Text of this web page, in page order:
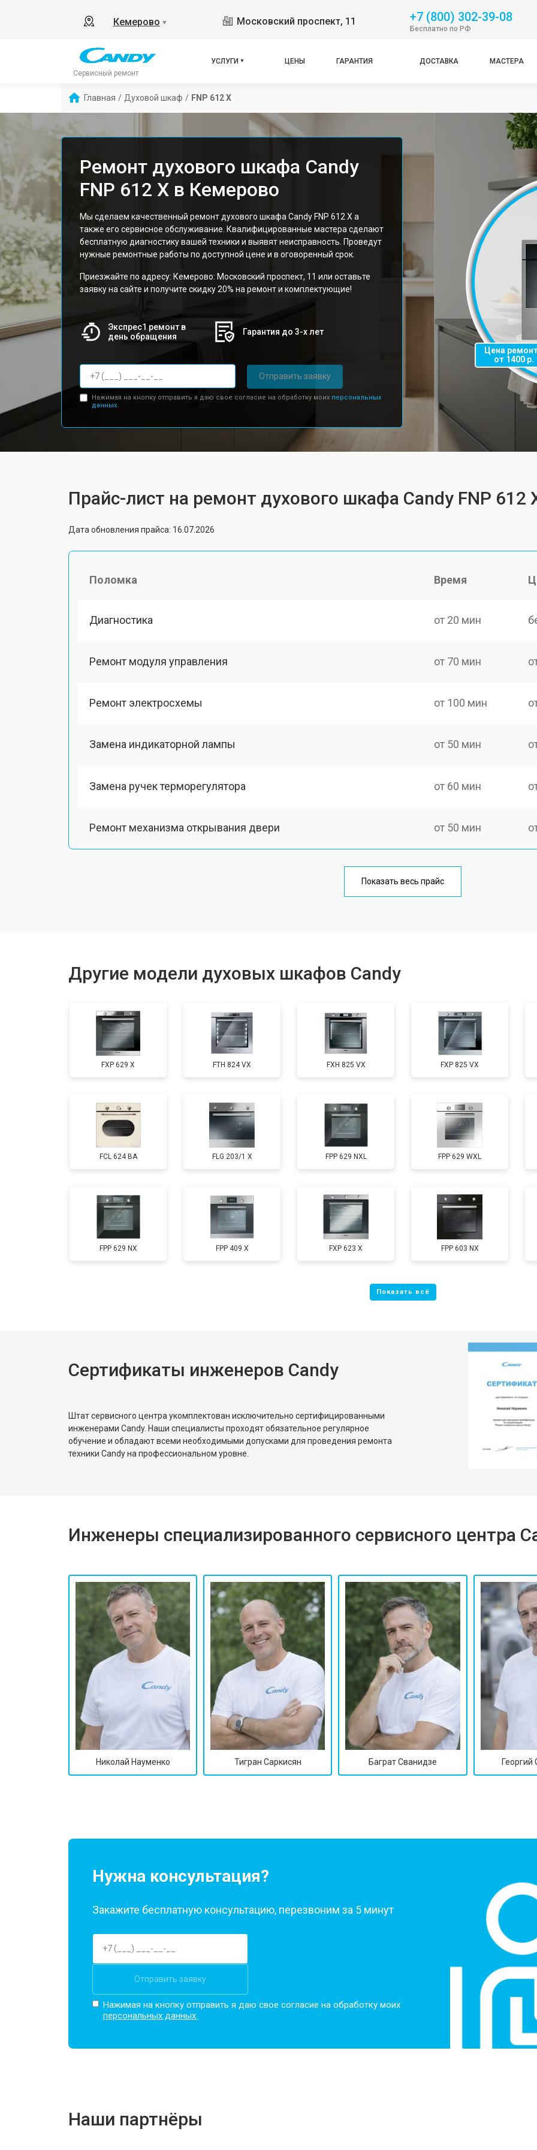
Кемерово ▼ Московский проспект, 11 +7 (800) 302-39-08
Бесплатно по РФ
Сервисный ремонт
УСЛУГИ ЦЕНЫ ГАРАНТИЯ ДОСТАВКА МАСТЕРА
Главная / Духовой шкаф / FNP 612 X
Ремонт духового шкафа Candy
FNP 612 X в Кемерово
Мы сделаем качественный ремонт духового шкафа Candy FNP 612 X а
также его сервисное обслуживание. Квалифицированные мастера сделают
бесплатную диагностику вашей техники и выявят неисправность. Проведут
нужные ремонтные работы по доступной цене и в оговоренный срок.
Приезжайте по адресу: Кемерово: Московский проспект, 11 или оставьте
заявку на сайте и получите скидку 20% на ремонт и комплектующие!
Экспрес1 ремонт в
день обращения
Гарантия до 3-х лет
Отправить заявку
Нажимая на кнопку отправить я даю свое согласие на обработку моих персональных
данных.
Цена
от 1400 р.
Прайс-лист на ремонт духового шкафа Candy FNP 612
Дата обновления прайса: 16.07.2026
Поломка Время
Диагностика от 20 мин
Ремонт модуля управления от 70 мин
Ремонт электросхемы от 100 мин
Замена индикаторной лампы от 50 мин
Замена ручек терморегулятора от 60 мин
Ремонт механизма открывания двери от 50 мин
от 90 мин
Замена панели управления от 120 мин
Показать весь прайс
Другие модели духовых шкафов Candy
FXP 629 X FTH 824 VX FXH 825 VX FXP 825 VX
FCL 624 BA FLG 203/1 X FPP 629 NXL FPP 629 WXL
FPP 629 NX FPP 409 X FXP 623 X FPP 603 NX
Сертификаты инженеров Candy
Штат сервисного центра укомплектован исключительно сертифицированными
инженерами Candy. Наши специалисты проходят обязательное регулярное
обучение и обладают всеми необходимыми допусками для проведения ремонта
техники Candy на профессиональном уровне.
Инженеры специализированного сервисного центра
Николай Науменко Тигран Саркисян Баграт Сванидзе Георгий
Нужна консультация?
Закажите бесплатную консультацию, перезвоним за 5 минут
Отправить заявку
Нажимая на кнопку отправить я даю свое согласие на обработку моих
персональных данных.
Наши партнёры